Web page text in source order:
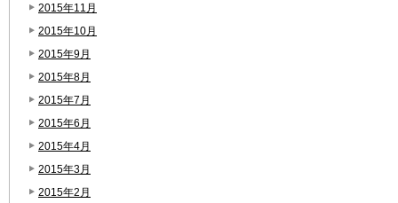
2015年11月
2015年10月
2015年9月
2015年8月
2015年7月
2015年6月
2015年4月
2015年3月
2015年2月